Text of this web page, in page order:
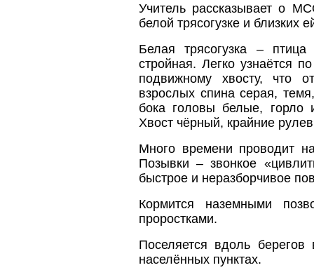
Учитель рассказывает о
белой трясогузке и близких
Белая трясогузка –
стройная. Легко узнаётся
подвижному хвосту, что
взрослых спина серая,
бока головы белые, горло
Хвост чёрный, крайние
Много времени проводит
Позывки – звонкое
быстрое и неразборчивое
Кормится наземными
проростками.
Поселяется вдоль
населённых пунктах.